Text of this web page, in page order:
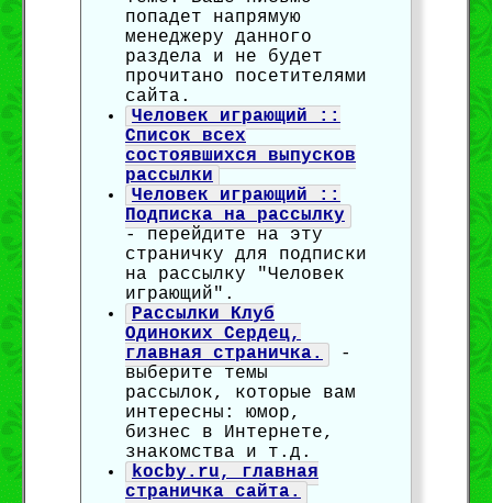
попадет напрямую
менеджеру данного
раздела и не будет
прочитано посетителями
сайта.
Человек играющий ::
Список всех
состоявшихся выпусков
рассылки
Человек играющий ::
Подписка на рассылку
- перейдите на эту
страничку для подписки
на рассылку "Человек
играющий".
Рассылки Клуб
Одиноких Сердец,
главная страничка.
-
выберите темы
рассылок, которые вам
интересны: юмор,
бизнес в Интернете,
знакомства и т.д.
kocby.ru, главная
страничка сайта.